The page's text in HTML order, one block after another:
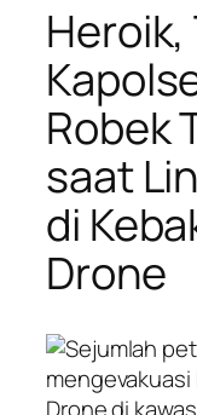
Robek
saat
di
Drone